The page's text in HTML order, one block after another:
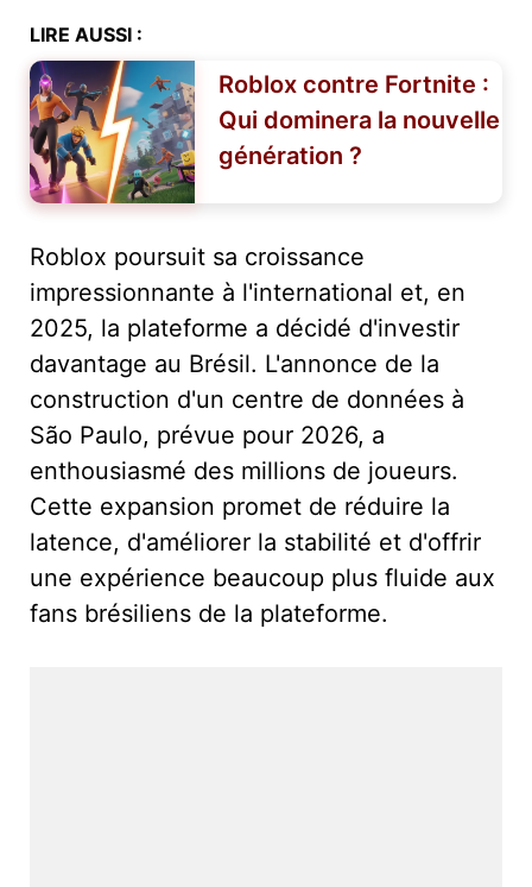
LIRE AUSSI :
Roblox contre Fortnite :
Qui dominera la nouvelle
génération ?
Roblox poursuit sa croissance
impressionnante à l'international et, en
2025, la plateforme a décidé d'investir
davantage au Brésil. L'annonce de la
construction d'un centre de données à
São Paulo, prévue pour 2026, a
enthousiasmé des millions de joueurs.
Cette expansion promet de réduire la
latence, d'améliorer la stabilité et d'offrir
une expérience beaucoup plus fluide aux
fans brésiliens de la plateforme.